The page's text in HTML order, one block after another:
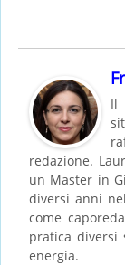
Il
redazione.
un Master in
diversi anni
come
pratica
energia.